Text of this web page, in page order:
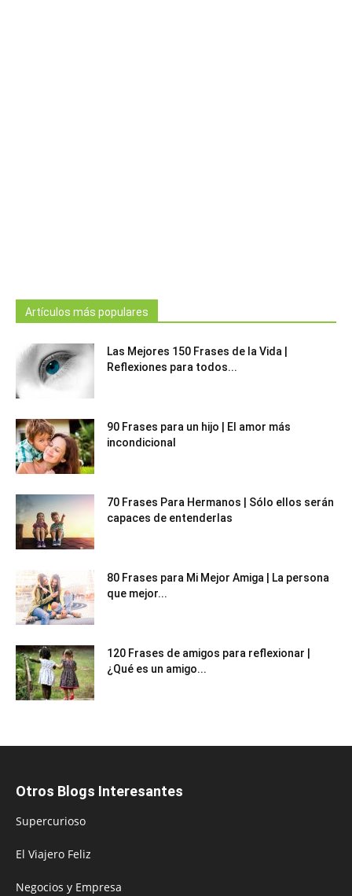
Artículos más populares
Las Mejores 150 Frases de la Vida |
Reflexiones para todos...
90 Frases para un hijo | El amor más
incondicional
70 Frases Para Hermanos | Sólo ellos serán
capaces de entenderlas
80 Frases para Mi Mejor Amiga | La persona
que mejor...
120 Frases de amigos para reflexionar |
¿Qué es un amigo...
Otros Blogs Interesantes
Supercurioso
El Viajero Feliz
Negocios y Empresa